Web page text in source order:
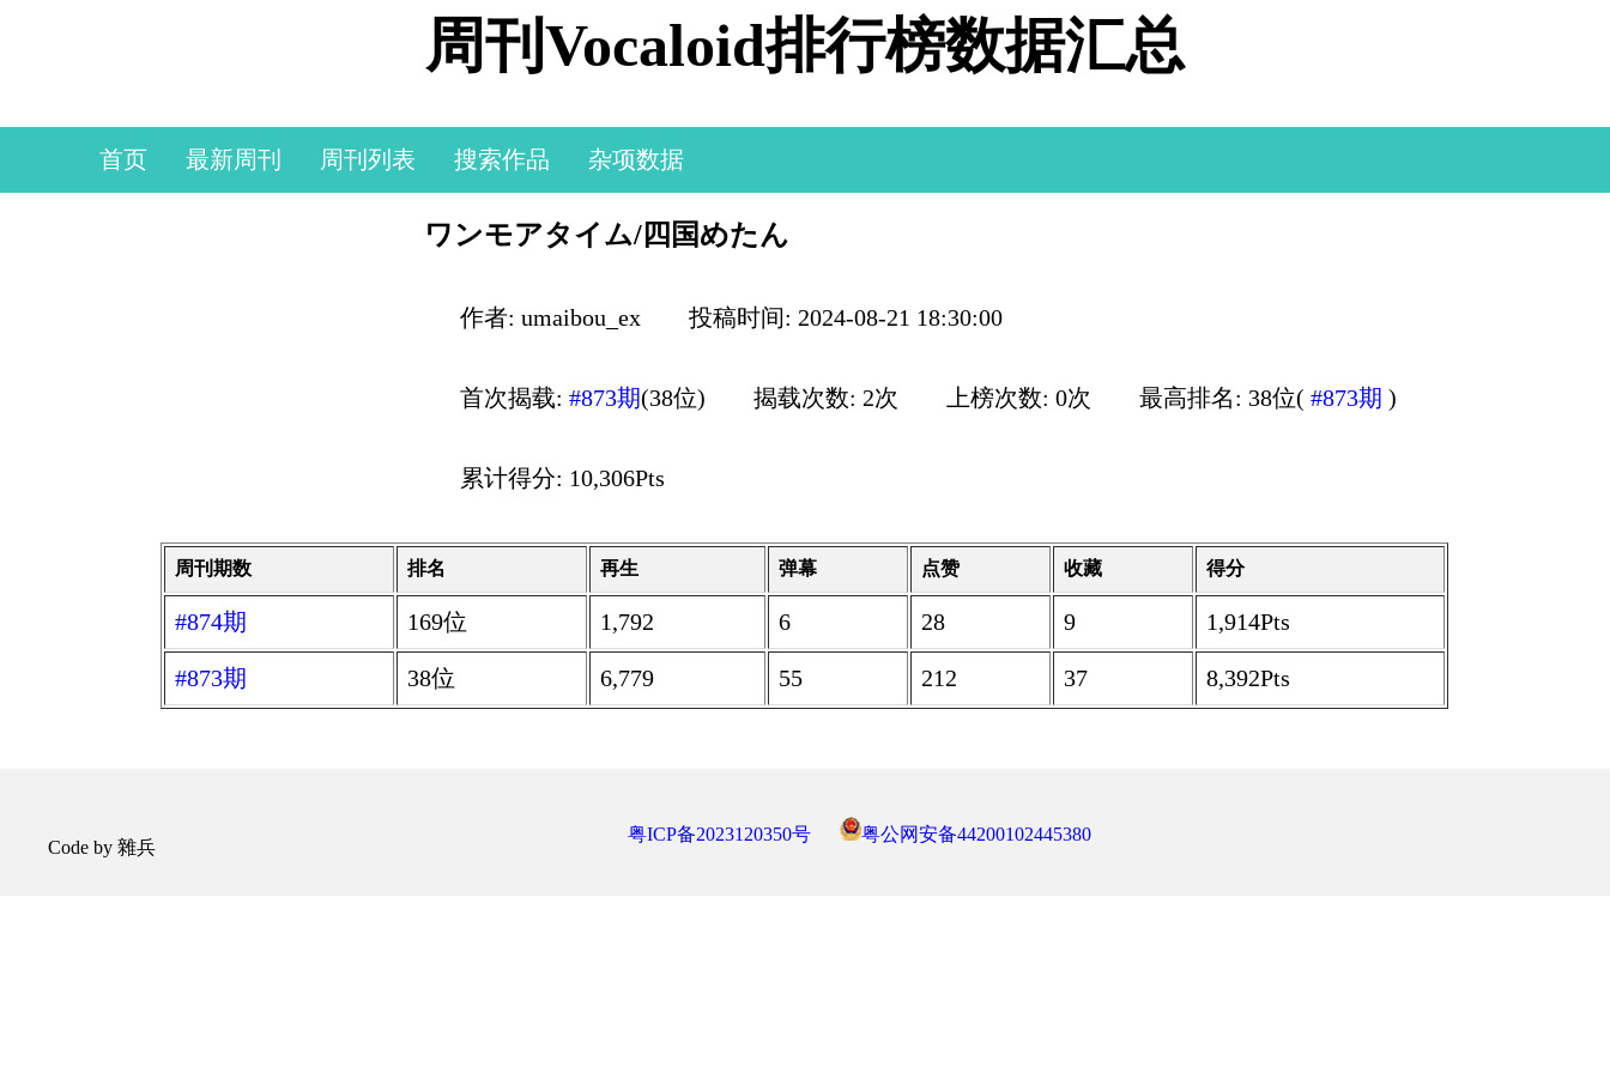
周刊Vocaloid排行榜数据汇总
首页 最新周刊 周刊列表 搜索作品 杂项数据
ワンモアタイム/四国めたん
作者: umaibou_ex 投稿时间: 2024-08-21 18:30:00
首次揭载:#873期(38位) 揭载次数: 2次 上榜次数: 0次 最高排名: 38位(#873期 )
累计得分: 10,306Pts
周刊期数 排名 再生 弹幕 点赞 收藏 得分
#874期 169位 1,792 6 28 9 1,914Pts
#873期 38位 6,779 55 212 37 8,392Pts
Code by 雜兵
粤ICP备2023120350号 粤公网安备44200102445380